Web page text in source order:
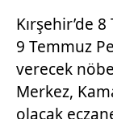
Kırşehir’de
9 Temmuz
verecek
Merkez,
olacak